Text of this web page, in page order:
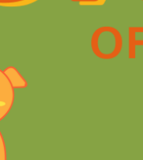
web.
cualquier cambio que
de su